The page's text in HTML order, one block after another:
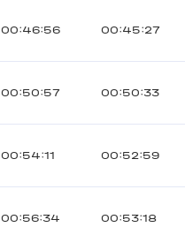
00:46:56 00:45:27
00:50:57 00:50:33
00:54:11 00:52:59
00:56:34 00:53:18